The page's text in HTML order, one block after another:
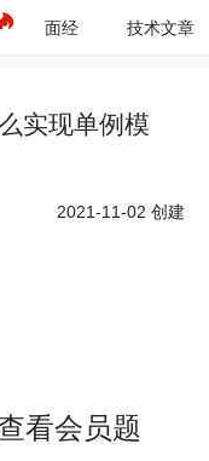
面经 技术文章
实现单例模
2021-11-02 创建
看会员题